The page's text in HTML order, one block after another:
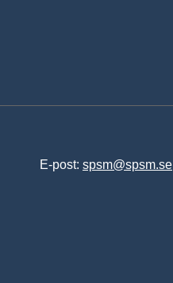
E-post: spsm@spsm.se